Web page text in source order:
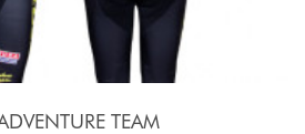
TEAM